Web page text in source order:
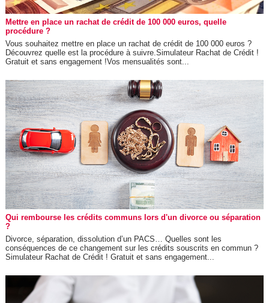
Mettre en place un rachat de crédit de 100 000 euros, quelle
procédure ?
Vous souhaitez mettre en place un rachat de crédit de 100 000 euros ?
Découvrez quelle est la procédure à suivre.Simulateur Rachat de Crédit !
Gratuit et sans engagement !Vos mensualités sont...
Qui rembourse les crédits communs lors d'un divorce ou séparation
?
Divorce, séparation, dissolution d’un PACS… Quelles sont les
conséquences de ce changement sur les crédits souscrits en commun ?
Simulateur Rachat de Crédit ! Gratuit et sans engagement...